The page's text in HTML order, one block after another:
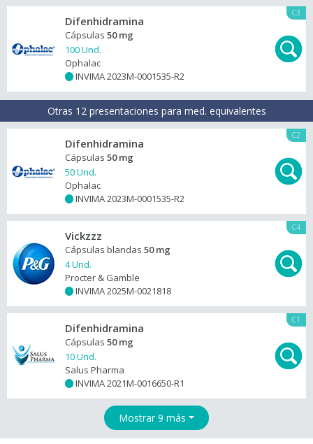
C3
Difenhidramina
Cápsulas 50 mg
100 Und.
Ophalac
INVIMA 2023M-0001535-R2
Otras 12 presentaciones para med. equivalentes
C2
Difenhidramina
Cápsulas 50 mg
50 Und.
Ophalac
INVIMA 2023M-0001535-R2
C4
Vickzzz
Cápsulas blandas 50 mg
4 Und.
Procter & Gamble
INVIMA 2025M-0021818
C1
Difenhidramina
Cápsulas 50 mg
10 Und.
Salus Pharma
INVIMA 2021M-0016650-R1
Mostrar 9 más